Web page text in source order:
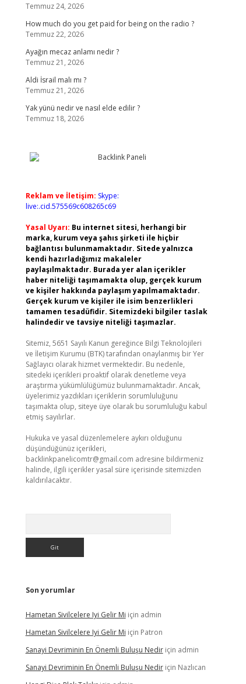
Temmuz 24, 2026
How much do you get paid for being on the radio ?
Temmuz 22, 2026
Ayağın mecaz anlamı nedir ?
Temmuz 21, 2026
Aldi İsrail malı mı ?
Temmuz 21, 2026
Yak yünü nedir ve nasıl elde edilir ?
Temmuz 18, 2026
Reklam ve İletişim: Skype:
live:.cid.575569c608265c69
Yasal Uyarı: Bu internet sitesi, herhangi bir
marka, kurum veya şahıs şirketi ile hiçbir
bağlantısı bulunmamaktadır. Sitede yalnızca
kendi hazırladığımız makaleler
paylaşılmaktadır. Burada yer alan içerikler
haber niteliği taşımamakta olup, gerçek kurum
ve kişiler hakkında paylaşım yapılmamaktadır.
Gerçek kurum ve kişiler ile isim benzerlikleri
tamamen tesadüfidir. Sitemizdeki bilgiler taslak
halindedir ve tavsiye niteliği taşımazlar.
Sitemiz, 5651 Sayılı Kanun gereğince Bilgi Teknolojileri
ve İletişim Kurumu (BTK) tarafından onaylanmış bir Yer
Sağlayıcı olarak hizmet vermektedir. Bu nedenle,
sitedeki içerikleri proaktif olarak denetleme veya
araştırma yükümlülüğümüz bulunmamaktadır. Ancak,
üyelerimiz yazdıkları içeriklerin sorumluluğunu
taşımakta olup, siteye üye olarak bu sorumluluğu kabul
etmiş sayılırlar.
Hukuka ve yasal düzenlemelere aykırı olduğunu
düşündüğünüz içerikleri,
backlinkpanelicomtr@gmail.com adresine bildirmeniz
halinde, ilgili içerikler yasal süre içerisinde sitemizden
kaldırılacaktır.
Son yorumlar
Hametan Sivilcelere Iyi Gelir Mi için admin
Hametan Sivilcelere Iyi Gelir Mi için Patron
Sanayi Devriminin En Önemli Buluşu Nediriçin admin
Sanayi Devriminin En Önemli Buluşu Nediriçin Nazlıcan